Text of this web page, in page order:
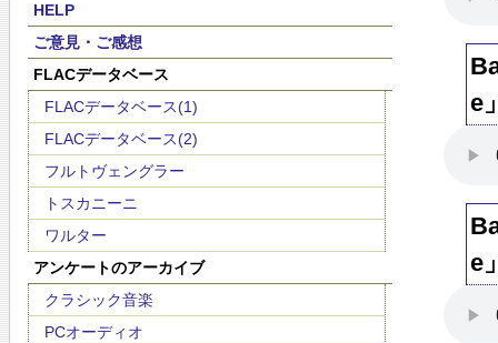
HELP
ご意見・ご感想
FLACデータベース
FLACデータベース(1)
FLACデータベース(2)
フルトヴェングラー
トスカニーニ
ワルター
アンケートのアーカイブ
クラシック音楽
PCオーディオ
e
e